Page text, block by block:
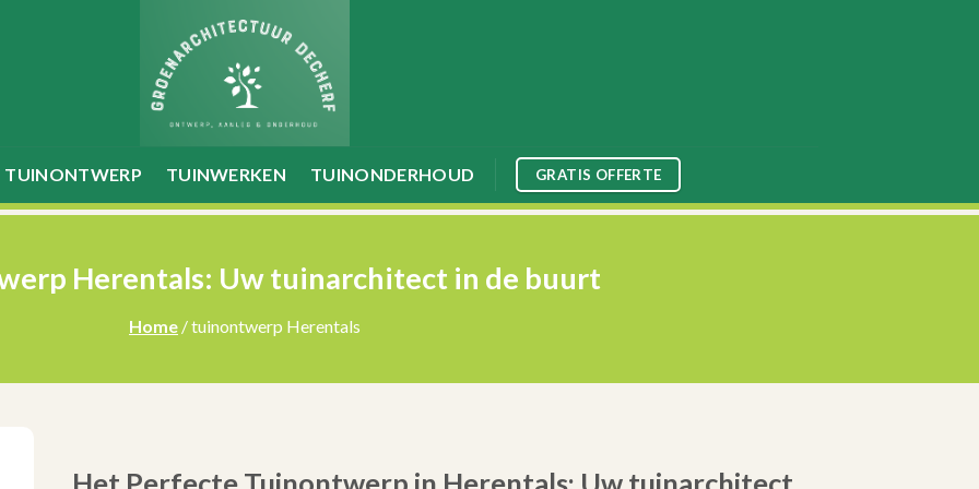
TUINONTWERP TUINWERKEN TUINONDERHOUD GRATIS OFFERTE
Herentals: Uw tuinarchitect in de buurt
Home / tuinontwerp Herentals
Het Perfecte Tuinontwerp in Herentals: Uw tuinarchitect